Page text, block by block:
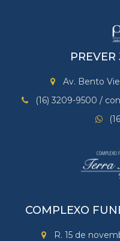
Av. Bento
(16) 3209-9500 /
COMPLEXO
R. 15 de